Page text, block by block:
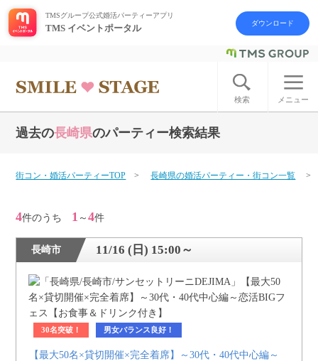
ログイン アカウント登録
はじめての方へ
今週の婚活パーティー
婚活パーティーの流れ
よくあるご質問
アフターアプローチとは
お問い合わせ
TMSグループ公式婚活パーティーアプリ
TMS イベントポータル ダウンロード
検索 メニュー
過去の長崎県のパーティー検索結果
街コン・婚活パーティーTOP 長崎県の婚活パーティー・街コン一覧
4件のうち 1 ～4件
長崎市 11/16 (日) 15:00～
30名突破！ 男女バランス良好！
【最大50名×貸切開催×完全着席】～30代・40代中心編～